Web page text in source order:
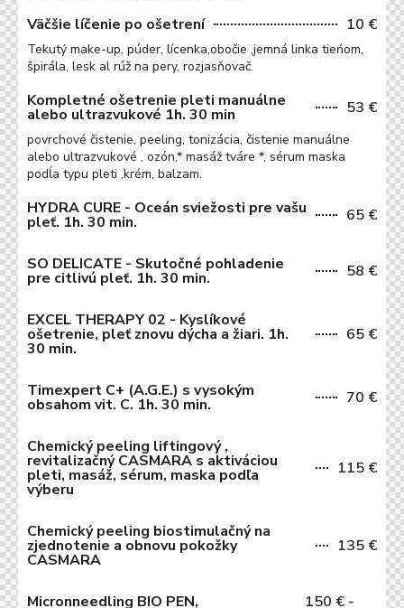
Väčšie líčenie po ošetrení 10 €
Tekutý make-up, púder, lícenka,obočie ,jemná linka tieńom,
špirála, lesk al rúž na pery, rozjasňovač.
Kompletné ošetrenie pleti manuálne
alebo ultrazvukové 1h. 30 min 53 €
povrchové čistenie, peeling, tonizácia, čistenie manuálne
alebo ultrazvukové , ozón,* masáž tváre *, sérum maska
podĺa typu pleti ,krém, balzam.
HYDRA CURE - Oceán sviežosti pre vašu
pleť. 1h. 30 min. 65 €
SO DELICATE - Skutočné pohladenie
pre citlivú pleť. 1h. 30 min. 58 €
EXCEL THERAPY 02 - Kyslíkové
ošetrenie, pleť znovu dýcha a žiari. 1h.
30 min.
65 €
Timexpert C+ (A.G.E.) s vysokým
obsahom vit. C. 1h. 30 min. 70 €
Chemický peeling liftingový ,
revitalizačný CASMARA s aktiváciou
pleti, masáž, sérum, maska podľa
výberu
115 €
Chemický peeling biostimulačný na
zjednotenie a obnovu pokožky
CASMARA
135 €
Micronneedling BIO PEN, 150 € -